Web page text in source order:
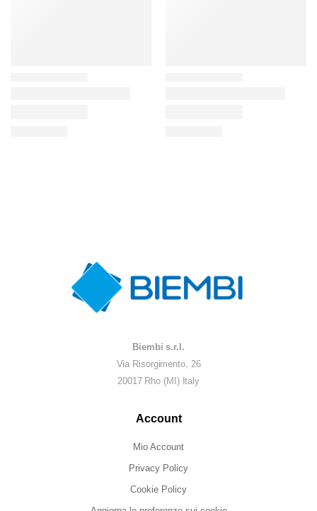
Biembi s.r.l.
Via Risorgimento, 26
20017 Rho (MI) Italy
Account
Mio Account
Privacy Policy
Cookie Policy